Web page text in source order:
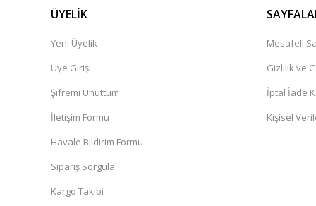
ÜYELİK
Yeni Üyelik
Üye Girişi
Şifremi Unuttum
İletişim Formu
Havale Bildirim Formu
Sipariş Sorgula
Kargo Takibi
Mesafeli
Gizlilik ve
İptal İade
Kişisel